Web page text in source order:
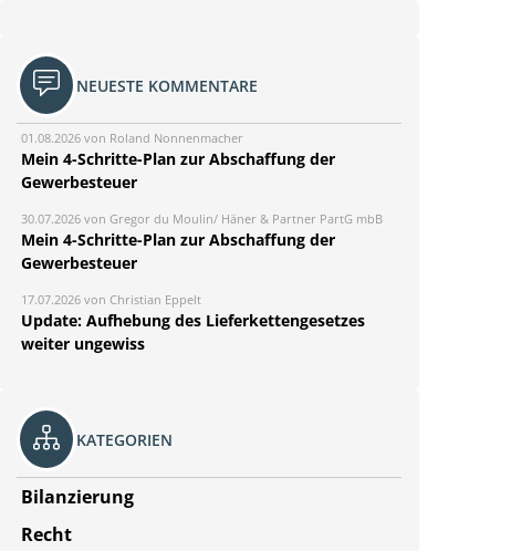
NEUESTE KOMMENTARE
01.08.2026 von Roland Nonnenmacher
Mein 4-Schritte-Plan zur Abschaffung der
Gewerbesteuer
30.07.2026 von Gregor du Moulin/ Häner & Partner PartG mbB
Mein 4-Schritte-Plan zur Abschaffung der
Gewerbesteuer
17.07.2026 von Christian Eppelt
Update: Aufhebung des Lieferkettengesetzes
weiter ungewiss
KATEGORIEN
Bilanzierung
Recht